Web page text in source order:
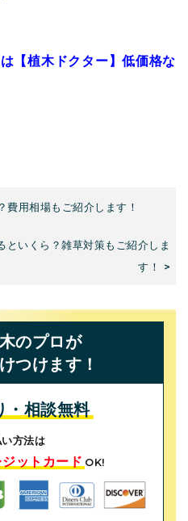
【植木ドクター】低価格な
費用相場もご紹介します！
といくら？雑草対策もご紹介しま
す！ >
のプロが
つけます！
・相談無料
方法は
ットカード OK!